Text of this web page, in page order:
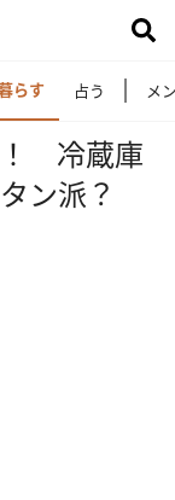
らす 占う メ
！ 冷蔵庫
ン派？